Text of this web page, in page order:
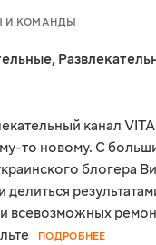
И КОМАНДЫ
,
канал
то новому. С
блогера
делиться
всевозможных
ПОДРОБНЕЕ